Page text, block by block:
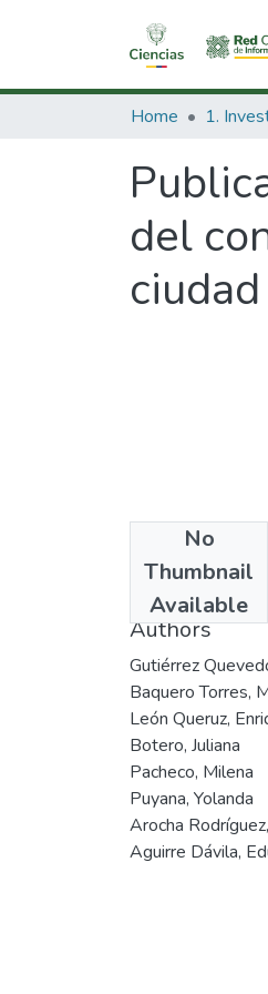
Home
del
No
Thumbnail
Available
2001
Authors
Gutiérrez
Baquero Torres,
León Queruz,
Botero, Juliana
Pacheco, Milena
Puyana, Yolanda
Arocha
Aguirre Dávila,